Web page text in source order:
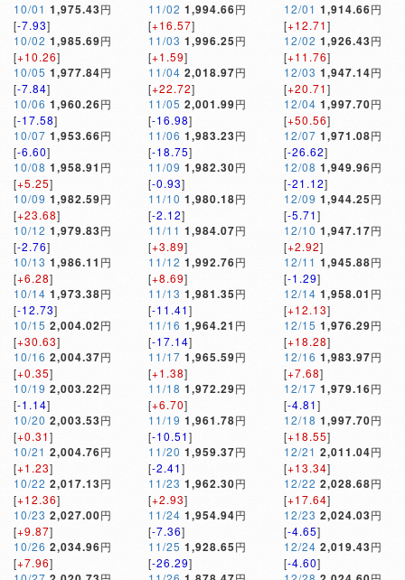
10/01 1,975.43円
[-7.93]
10/02 1,985.69円
[+10.26]
10/05 1,977.84円
[-7.84]
10/06 1,960.26円
[-17.58]
10/07 1,953.66円
[-6.60]
10/08 1,958.91 円
[+5.25]
10/09 1,982.59円
[+23.68]
10/12 1,979.83円
[-2.76]
10/13 1,986.11 円
[+6.28]
10/14 1,973.38円
[-12.73]
10/15 2,004.02円
[+30.63]
10/16 2,004.37円
[+0.35]
10/19 2,003.22円
[-1.14]
10/20 2,003.53円
[+0.31]
10/21 2,004.76円
[+1.23]
10/22 2,017.13円
[+12.36]
10/23 2,027.00円
[+9.87]
10/26 2,034.96円
[+7.96]
11/02 1,994.66円
[+16.57]
11/03 1,996.25円
[+1.59]
11/04 2,018.97円
[+22.72]
11/05 2,001.99円
[-16.98]
11/06 1,983.23円
[-18.75]
11/09 1,982.30円
[-0.93]
11/10 1,980.18円
[-2.12]
11/11 1,984.07円
[+3.89]
11/12 1,992.76円
[+8.69]
11/13 1,981.35円
[-11.41]
11/16 1,964.21 円
[-17.14]
11/17 1,965.59円
[+1.38]
11/18 1,972.29円
[+6.70]
11/19 1,961.78円
[-10.51]
11/20 1,959.37円
[-2.41]
11/23 1,962.30円
[+2.93]
11/24 1,954.94円
[-7.36]
11/25 1,928.65円
[-26.29]
12/01 1,914.66円
[+12.71]
12/02 1,926.43円
[+11.76]
12/03 1,947.14円
[+20.71]
12/04 1,997.70円
[+50.56]
12/07 1,971.08円
[-26.62]
12/08 1,949.96円
[-21.12]
12/09 1,944.25円
[-5.71]
12/10 1,947.17円
[+2.92]
12/11 1,945.88円
[-1.29]
12/14 1,958.01 円
[+12.13]
12/15 1,976.29円
[+18.28]
12/16 1,983.97円
[+7.68]
12/17 1,979.16円
[-4.81]
12/18 1,997.70円
[+18.55]
12/21 2,011.04円
[+13.34]
12/22 2,028.68円
[+17.64]
12/23 2,024.03円
[-4.65]
12/24 2,019.43円
[-4.60]